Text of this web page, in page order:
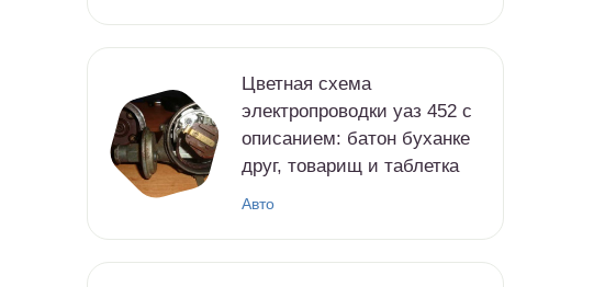
Цветная схема
электропроводки уаз 452 с
описанием: батон буханке
друг, товарищ и таблетка
Авто